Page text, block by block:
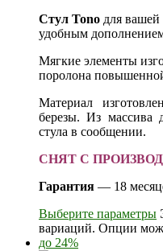
Стул Tono для вашей
удобным
Мягкие элементы
поролона
Материал
березы. Из массива
стула в сообщении.
СНЯТ С
Гарантия — 18
Выберите параметры
вариаций. Опции
до 24%